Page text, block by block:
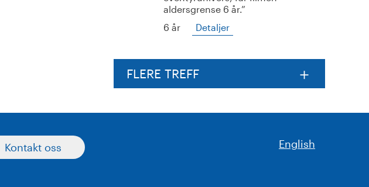
aldersgrense 6 år.
6 år
Detaljer
FLERE TREFF
Kontakt oss English